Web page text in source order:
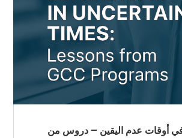
في أوقات عدم اليقين – دروس من